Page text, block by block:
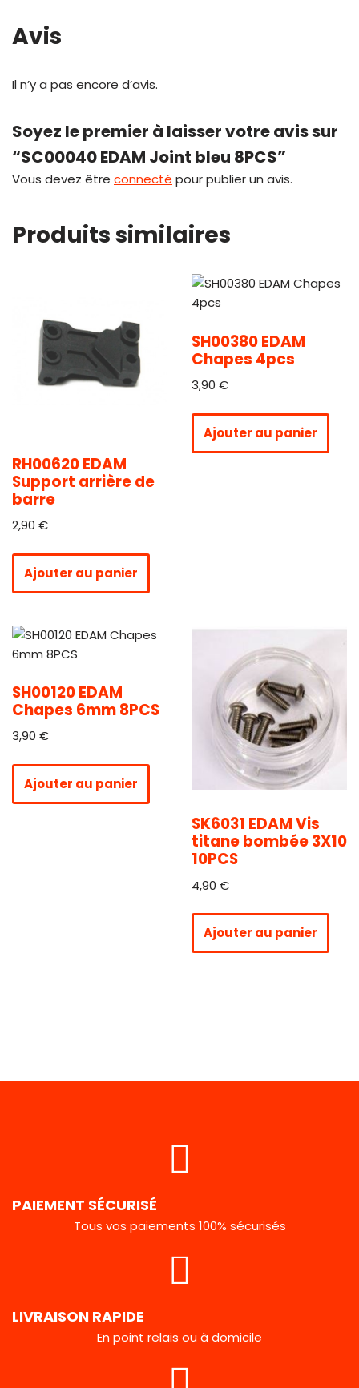
Avis
Il n’y a pas encore d’avis.
Soyez le premier à laisser votre avis sur
“SC00040 EDAM Joint bleu 8PCS”
Vous devez être connecté pour publier un avis.
Produits similaires
RH00620 EDAM
Support arrière de
barre
2,90 €
Ajouter au panier
SH00380 EDAM
Chapes 4pcs
3,90 €
Ajouter au panier
SH00120 EDAM
Chapes 6mm 8PCS
3,90 €
Ajouter au panier
SK6031 EDAM Vis
titane bombée 3X10
10PCS
4,90 €
Ajouter au panier
PAIEMENT SÉCURISÉ
Tous vos paiements 100% sécurisés
LIVRAISON RAPIDE
En point relais ou à domicile